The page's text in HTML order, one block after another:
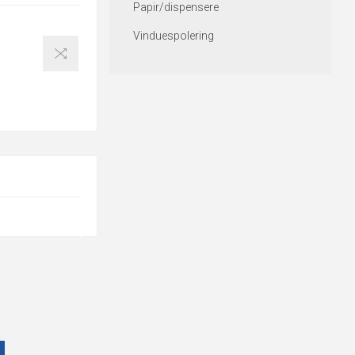
Papir/dispensere
Vinduespolering